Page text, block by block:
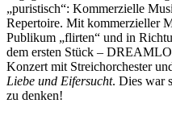
„puristisch“: Kommerzielle
Repertoire. Mit kommerzieller
Publikum „flirten“ und in
dem ersten Stück –
Konzert mit Streichorchester
Liebe und Eifersucht. Dies war
zu denken!